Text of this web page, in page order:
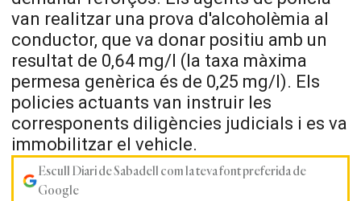
van realitzar una prova d'alcoholèmia al
conductor, que va donar positiu amb un
resultat de 0,64 mg/l (la taxa màxima
permesa genèrica és de 0,25 mg/l). Els
policies actuants van instruir les
corresponents diligències judicials i es va
immobilitzar el vehicle.
Escull Diari de Sabadell com la teva font preferida de
Google